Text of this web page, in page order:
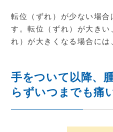
転位（ずれ）が少ない場合
す。転位（ずれ）が大き
れ）が大きくなる場合には
手をついて以降、
らずいつまでも痛